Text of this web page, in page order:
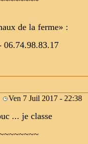
de la ferme» :
Ven 7 Juil 2017 - 22:38
... je classe